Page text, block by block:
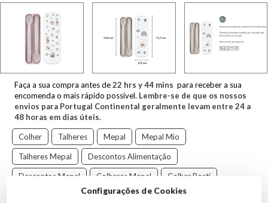
Faça a sua compra antes de22 hrs y44 mins para receber a sua
encomenda o mais rápido possível. Lembre-se de que os nossos
envios para Portugal Continental geralmente levam entre 24 a
48 horas em dias úteis.
Colher Talheres Mepal Mepal Mio
Talheres Mepal Descontos Alimentação
Descontos Mepal Colheres Mepal Colher Rosti
Colher Longa Rosti Little Dutch Fairy Garden
Configurações de Cookies